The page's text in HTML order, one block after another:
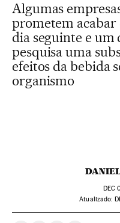
Algumas
prometem
dia seguinte e
pesquisa uma
efeitos da bebida
organismo
DEC
atualizado: